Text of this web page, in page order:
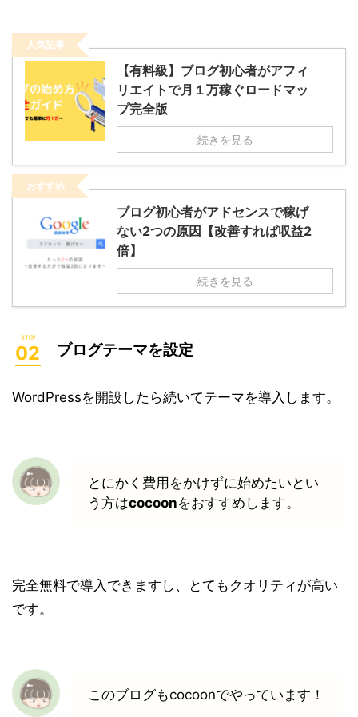
人気記事
【有料級】ブログ初心者がアフィ
リエイトで月１万稼ぐロードマッ
プ完全版
続きを見る
おすすめ
ブログ初心者がアドセンスで稼げ
ない2つの原因【改善すれば収益2
倍】
続きを見る
ブログテーマを設定
WordPressを開設したら続いてテーマを導入します。
とにかく費用をかけずに始めたいとい
う方はcocoonをおすすめします。
完全無料で導入できますし、とてもクオリティが高い
です。
このブログもcocoonでやっています！